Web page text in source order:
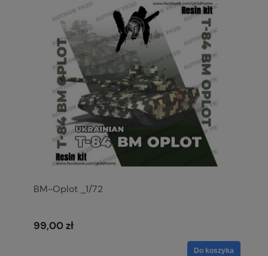
BM-Oplot _1/72
99,00 zł
Do koszyka